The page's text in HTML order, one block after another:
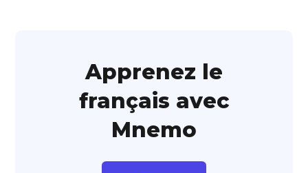
Apprenez le
français avec
Mnemo